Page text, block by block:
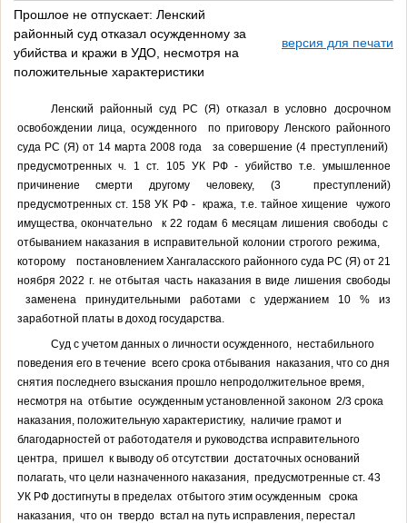
Прошлое не отпускает: Ленский
районный суд отказал осужденному за
убийства и кражи в УДО, несмотря на
положительные характеристики
версия для печати
Ленский районный суд РС (Я) отказал в условно досрочном
освобождении лица, осужденного по приговору Ленского районного
суда РС (Я) от 14 марта 2008 года за совершение (4 преступлений)
предусмотренных ч. 1 ст. 105 УК РФ - убийство т.е. умышленное
причинение смерти другому человеку, (3 преступлений)
предусмотренных ст. 158 УК РФ - кража, т.е. тайное хищение чужого
имущества, окончательно к 22 годам 6 месяцам лишения свободы с
отбыванием наказания в исправительной колонии строгого режима,
которому постановлением Хангаласского районного суда РС (Я) от 21
ноября 2022 г. не отбытая часть наказания в виде лишения свободы
заменена принудительными работами с удержанием 10 % из
заработной платы в доход государства.
Суд с учетом данных о личности осужденного, нестабильного
поведения его в течение всего срока отбывания наказания, что со дня
снятия последнего взыскания прошло непродолжительное время,
несмотря на отбытие осужденным установленной законом 2/3 срока
наказания, положительную характеристику, наличие грамот и
благодарностей от работодателя и руководства исправительного
центра, пришел к выводу об отсутствии достаточных оснований
полагать, что цели назначенного наказания, предусмотренные ст. 43
УК РФ достигнуты в пределах отбытого этим осужденным срока
наказания, что он твердо встал на путь исправления, перестал